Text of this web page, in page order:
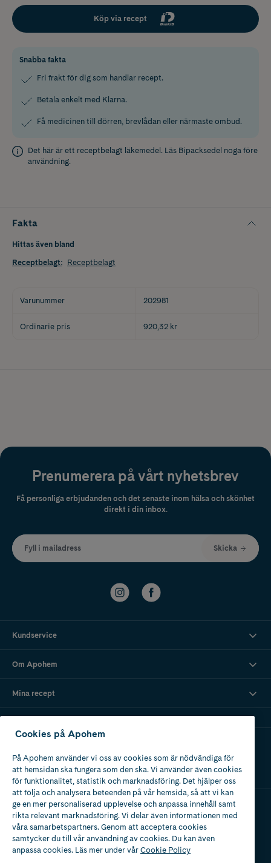
Köp via recept
Snabba fakta
Fri frakt för dig som handlar recept.
Betala enkelt med Klarna.
Få medicinen till dörren, brevlådan eller närmaste ombud.
Det här är ett receptbelagt läkemedel. Läs Bipacksedel noga före
användning.
Fakta
Hittas även bland
Receptbelagt: Receptbelagt
Varunummer 202981
Ordinarie pris 920,32 kr
Prenumerera på vårt nyhetsbrev
Få personliga erbjudanden och det senaste inom hälsa och skönhet
direkt i din inbox.
Fyll i mailadress Skicka
Kundservice
Om Apohem
Mina recept
Apotek med tillstånd
av Läkemedelsverket
Cookies på Apohem
På Apohem använder vi oss av cookies som är nödvändiga för
att hemsidan ska fungera som den ska. Vi använder även cookies
för funktionalitet, statistik och marknadsföring. Det hjälper oss
att följa och analysera beteenden på vår hemsida, så att vi kan
ge en mer personaliserad upplevelse och anpassa innehåll samt
rikta relevant marknadsföring. Vi delar även informationen med
våra samarbetspartners. Genom att acceptera cookies
samtycker du till vår användning av cookies. Du kan även
anpassa cookies. Läs mer under vårCookie Policy